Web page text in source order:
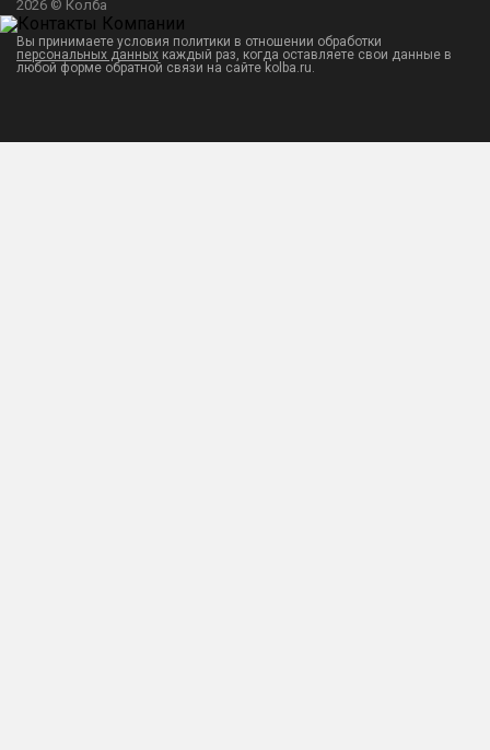
2026 © Колба
Вы принимаете условия политики в отношении обработки
персональных данных каждый раз, когда оставляете свои данные в
любой форме обратной связи на сайте kolba.ru.